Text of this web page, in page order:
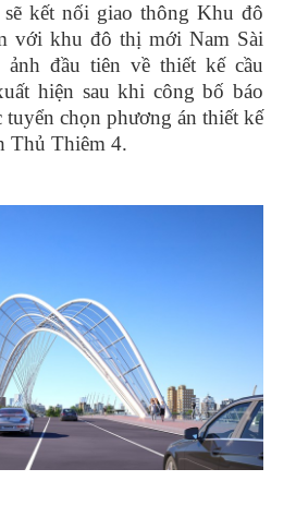
kết nối giao thông Khu đô
với khu đô thị mới Nam Sài
đầu tiên về thiết kế cầu
hiện sau khi công bố báo
tuyển chọn phương án thiết kế
Thủ Thiêm 4.